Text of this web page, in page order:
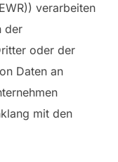
verarbeiten
der
oder der
Daten an
mit den